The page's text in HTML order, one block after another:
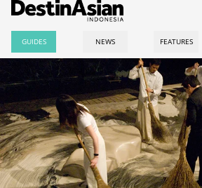
GUIDES NEWS FEATURES